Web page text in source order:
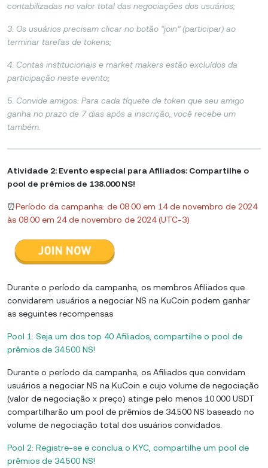
contabilizadas no valor total das negociações dos usuários;
3. Os usuários precisam clicar no botão “join” (participar) ao
terminar tarefas de tokens;
4. Contas institucionais e market makers estão excluídos da
participação neste evento;
5. Convide amigos: Para cada tíquete de token que seu amigo
ganha no prazo de 7 dias após a inscrição, você recebe um
também.
Atividade 2: Evento especial para Afiliados: Compartilhe o
pool de prêmios de 138.000 NS!
⏰Período da campanha: de 08:00 em 14 de novembro de 2024
às 08:00 em 24 de novembro de 2024 (UTC-3)
Durante o período da campanha, os membros Afiliados que
convidarem usuários a negociar NS na KuCoin podem ganhar
as seguintes recompensas
Pool 1: Seja um dos top 40 Afiliados, compartilhe o pool de
prêmios de 34.500 NS!
Durante o período da campanha, os Afiliados que convidam
usuários a negociar NS na KuCoin e cujo volume de negociação
(valor de negociação x preço) atinge pelo menos 10.000 USDT
compartilharão um pool de prêmios de 34.500 NS baseado no
volume de negociação total dos usuários convidados.
Pool 2: Registre-se e conclua o KYC, compartilhe um pool de
prêmios de 34.500 NS!